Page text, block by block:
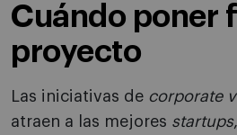
Cuándo poner
proyecto
Las iniciativas de corporate
atraen a las mejores startups